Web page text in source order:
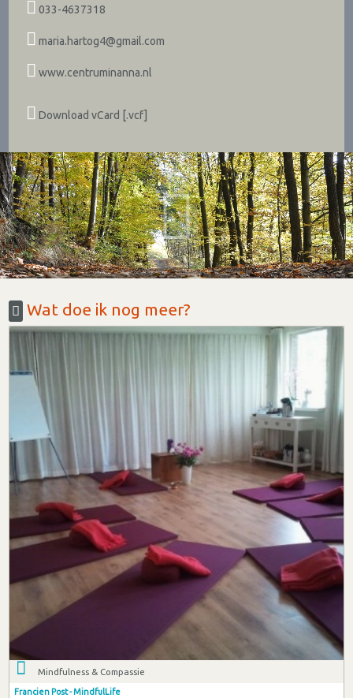
033-4637318
maria.hartog4@gmail.com
www.centruminanna.nl
Download vCard [.vcf]
Wat doe ik nog meer?
Mindfulness & Compassie
Francien Post - MindfulLife